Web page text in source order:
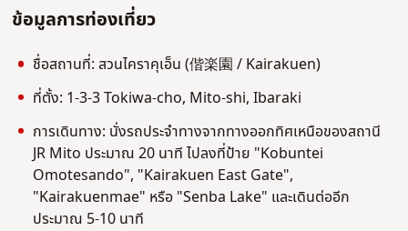
ข้อมูลการท่องเที่ยว
ชื่อสถานที่: สวนไคราคุเอ็น (偕楽園 / Kairakuen)
ที่ตั้ง: 1-3-3 Tokiwa-cho, Mito-shi, Ibaraki
การเดินทาง: นั่งรถประจำทางจากทางออกทิศเหนือของสถานี
JR Mito ประมาณ 20 นาที ไปลงที่ป้าย "Kobuntei
Omotesando", "Kairakuen East Gate",
"Kairakuenmae" หรือ "Senba Lake" และเดินต่ออีก
ประมาณ 5-10 นาที